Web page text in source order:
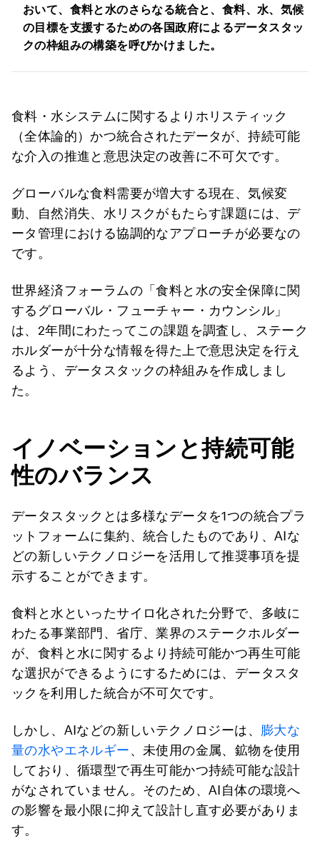
おいて、食料と水のさらなる統合と、食料、水、気候
の目標を支援するための各国政府によるデータスタッ
クの枠組みの構築を呼びかけました。
食料・水システムに関するよりホリスティック
（全体論的）かつ統合されたデータが、持続可能
な介入の推進と意思決定の改善に不可欠です。
グローバルな食料需要が増大する現在、気候変
動、自然消失、水リスクがもたらす課題には、デ
ータ管理における協調的なアプローチが必要なの
です。
世界経済フォーラムの「食料と水の安全保障に関
するグローバル・フューチャー・カウンシル」
は、2年間にわたってこの課題を調査し、ステーク
ホルダーが十分な情報を得た上で意思決定を行え
るよう、データスタックの枠組みを作成しまし
た。
イノベーションと持続可能
性のバランス
データスタックとは多様なデータを1つの統合プラ
ットフォームに集約、統合したものであり、AIな
どの新しいテクノロジーを活用して推奨事項を提
示することができます。
食料と水といったサイロ化された分野で、多岐に
わたる事業部門、省庁、業界のステークホルダー
が、食料と水に関するより持続可能かつ再生可能
な選択ができるようにするためには、データスタ
ックを利用した統合が不可欠です。
しかし、AIなどの新しいテクノロジーは、 膨大な
量の水やエネルギー、未使用の金属、鉱物を使用
しており、循環型で再生可能かつ持続可能な設計
がなされていません。そのため、AI自体の環境へ
の影響を最小限に抑えて設計し直す必要がありま
す。